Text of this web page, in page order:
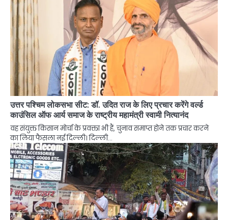
उत्तर पश्चिम लोकसभा सीट: डॉ. उदित राज के लिए प्रचार करेंगे वर्ल्ड
काउंसिल ऑफ आर्य समाज के राष्ट्रीय महामंत्री स्वामी नित्यानंद
वह संयुक्त किसान मोर्चा के प्रवक्ता भी हैं, चुनाव समाप्त होने तक प्रचार करने
का लिया फैसला नई दिल्ली। दिल्ली…